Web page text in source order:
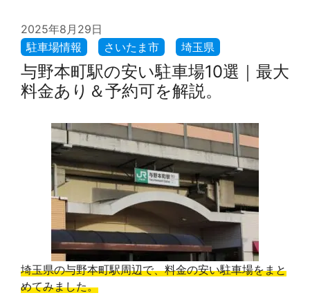
2025年8月29日
与野本町駅の安い駐車場10選｜最大
料金あり＆予約可を解説。
埼玉県の与野本町駅周辺で、料金の安い駐車場をまと
めてみました。